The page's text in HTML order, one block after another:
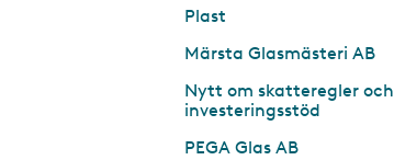
Plast
Märsta Glasmästeri AB
Nytt om skatteregler och
investeringsstöd
PEGA Glas AB